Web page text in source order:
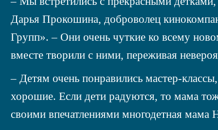
Дарья Прокошина, доброволец
Групп». – Они очень чуткие ко всему
вместе творили с ними, переживая
– Детям очень понравились мастер-
хорошие. Если дети радуются, то мама
своими впечатлениями многодетная мама